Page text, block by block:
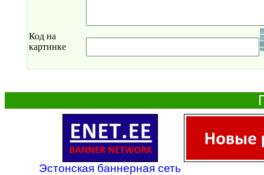
Код на
картинке
Эстонская баннерная сеть